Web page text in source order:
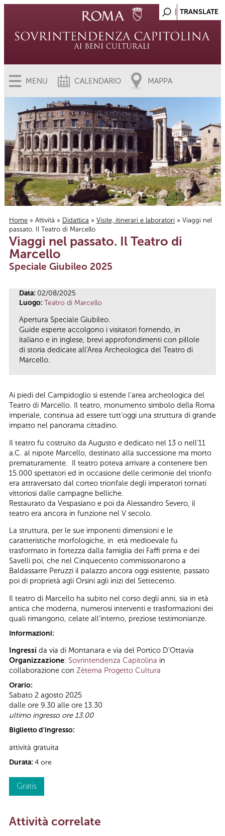
MENU CALENDARIO MAPPA
Tu sei qui
Home » Attività » Didattica » Visite, itinerari e laboratori » Viaggi nel
passato. Il Teatro di Marcello
Viaggi nel passato. Il Teatro di
Marcello
Speciale Giubileo 2025
Data: 02/08/2025
Luogo: Teatro di Marcello
Apertura Speciale Giubileo.
Guide esperte accolgono i visitatori fornendo, in
italiano e in inglese, brevi approfondimenti con pillole
di storia dedicate all'Area Archeologica del Teatro di
Marcello.
Ai piedi del Campidoglio si estende l’area archeologica del
Teatro di Marcello. Il teatro, monumento simbolo della Roma
imperiale, continua ad essere tutt’oggi una struttura di grande
impatto nel panorama cittadino.
Il teatro fu costruito da Augusto e dedicato nel 13 o nell’11
a.C. al nipote Marcello, destinato alla successione ma morto
prematuramente. Il teatro poteva arrivare a contenere ben
15.000 spettatori ed in occasione delle cerimonie del trionfo
era attraversato dal corteo trionfale degli imperatori tornati
vittoriosi dalle campagne belliche.
Restaurato da Vespasiano e poi da Alessandro Severo, il
teatro era ancora in funzione nel V secolo.
La struttura, per le sue imponenti dimensioni e le
caratteristiche morfologiche, in età medioevale fu
trasformato in fortezza dalla famiglia dei Faffi prima e dei
Savelli poi, che nel Cinquecento commissionarono a
Baldassarre Peruzzi il palazzo ancora oggi esistente, passato
poi di proprietà agli Orsini agli inizi del Settecento.
Il teatro di Marcello ha subito nel corso degli anni, sia in età
antica che moderna, numerosi interventi e trasformazioni dei
quali rimangono, celate all’interno, preziose testimonianze.
Informazioni:
Ingressi da via di Montanara e via del Portico D’Ottavia
Organizzazione: Sovrintendenza Capitolina in
collaborazione con Zètema Progetto Cultura
Orario:
Sabato 2 agosto 2025
dalle ore 9.30 alle ore 13.30
ultimo ingresso ore 13.00
Biglietto d'ingresso:
attività gratuita
Durata: 4 ore
Gratis
Attività correlate